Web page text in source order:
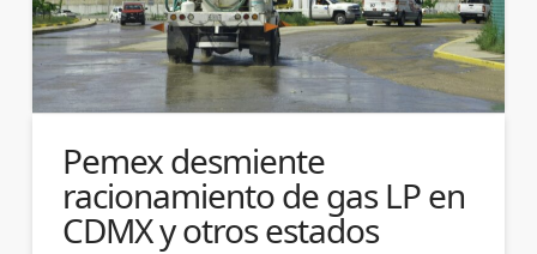
Pemex desmiente
racionamiento de gas LP en
CDMX y otros estados